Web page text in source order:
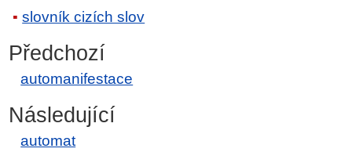
slovník cizích slov
Předchozí
automanifestace
Následující
automat